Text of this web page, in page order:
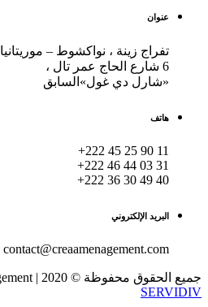
عنوان
تفراج زينة ، نواكشوط – موريتانيا
6 شارع الحاج عمر تال ،
«شارل دي غول»السابق
هاتف
+222 45 25 90 11
+222 46 44 03 31
+222 36 30 49 40
البريد الإلكتروني
contact@creaamenagement.com
جميع الحقوق محفوظة © 2020 | Crea Aménagement تصميم الموقع
SERVIDIV